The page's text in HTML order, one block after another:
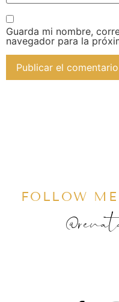
Guarda mi nombre,
navegador para la
FOLLOW